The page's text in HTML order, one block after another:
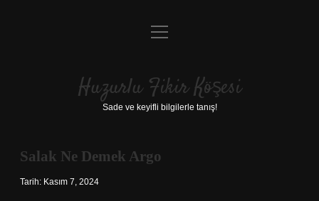
Anasayfa
Yasal Uyarı
menüyü
Huzurlu Fikir Köşesi
Sade ve keyifli bilgilerle tanış!
Salak Ne Demek Argo
Tarih: Kasım 7, 2024